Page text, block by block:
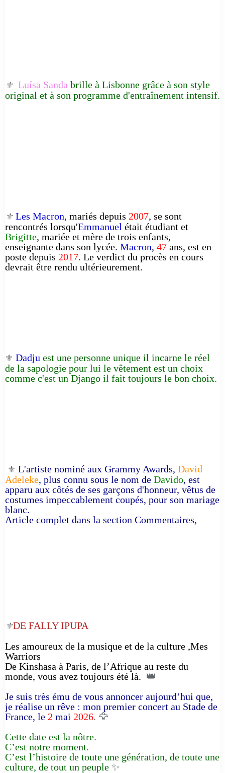
⚜️ Luísa Sanda brille à Lisbonne grâce à son style
original et à son programme d'entraînement intensif.
⚜️ Les Macron, mariés depuis 2007, se sont
rencontrés lorsqu'Emmanuel était étudiant et
Brigitte, mariée et mère de trois enfants,
enseignante dans son lycée. Macron, 47 ans, est en
poste depuis 2017. Le verdict du procès en cours
devrait être rendu ultérieurement.
⚜️ Dadju est une personne unique il incarne le réel
de la sapologie pour lui le vêtement est un choix
comme c'est un Django il fait toujours le bon choix.
⚜️ L'artiste nominé aux Grammy Awards, David
Adeleke, plus connu sous le nom de Davido, est
apparu aux côtés de ses garçons d'honneur, vêtus de
costumes impeccablement coupés, pour son mariage
blanc.
Article complet dans la section Commentaires,
⚜️DE FALLY IPUPA
Les amoureux de la musique et de la culture ,Mes
Warriors
De Kinshasa à Paris, de l’Afrique au reste du
monde, vous avez toujours été là. 👑
Je suis très ému de vous annoncer aujourd’hui que,
je réalise un rêve : mon premier concert au Stade de
France, le 2 mai 2026. 🦅
Cette date est la nôtre.
C’est notre moment.
C’est l’histoire de toute une génération, de toute une
culture, de tout un peuple ✨